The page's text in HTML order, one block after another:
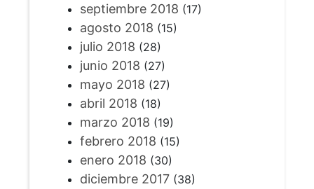
septiembre 2018 (17)
agosto 2018 (15)
julio 2018 (28)
junio 2018 (27)
mayo 2018 (27)
abril 2018 (18)
marzo 2018 (19)
febrero 2018 (15)
enero 2018 (30)
diciembre 2017(38)